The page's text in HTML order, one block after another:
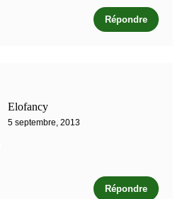
Répondre
Elofancy
5 septembre, 2013
Répondre